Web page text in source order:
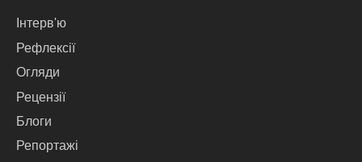
Інтерв'ю
Рефлексії
Огляди
Рецензії
Блоги
Репортажі